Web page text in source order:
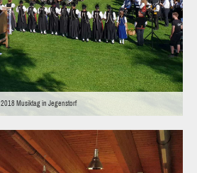
2018 Musiktag in Jegenstorf